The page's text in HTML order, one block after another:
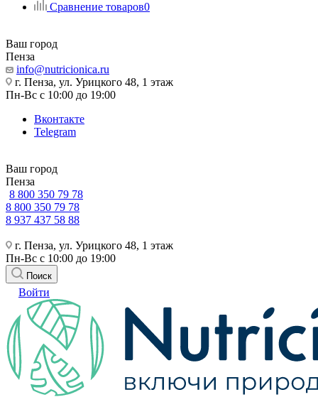
Сравнение товаров0
Ваш город
Пенза
info@nutricionica.ru
г. Пенза, ул. Урицкого 48, 1 этаж
Пн-Вс с 10:00 до 19:00
Вконтакте
Telegram
Ваш город
Пенза
8 800 350 79 78
8 800 350 79 78
8 937 437 58 88
г. Пенза, ул. Урицкого 48, 1 этаж
Пн-Вс с 10:00 до 19:00
Поиск
Войти